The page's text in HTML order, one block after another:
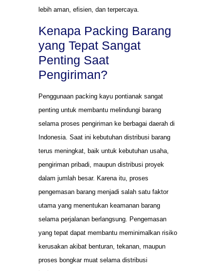
lebih aman, efisien, dan terpercaya.
Kenapa Packing Barang
yang Tepat Sangat
Penting Saat
Pengiriman?
Penggunaan packing kayu pontianak sangat
penting untuk membantu melindungi barang
selama proses pengiriman ke berbagai daerah di
Indonesia. Saat ini kebutuhan distribusi barang
terus meningkat, baik untuk kebutuhan usaha,
pengiriman pribadi, maupun distribusi proyek
dalam jumlah besar. Karena itu, proses
pengemasan barang menjadi salah satu faktor
utama yang menentukan keamanan barang
selama perjalanan berlangsung. Pengemasan
yang tepat dapat membantu meminimalkan risiko
kerusakan akibat benturan, tekanan, maupun
proses bongkar muat selama distribusi